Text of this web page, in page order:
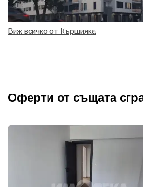
Виж всичко от Кършияка
Оферти от същата